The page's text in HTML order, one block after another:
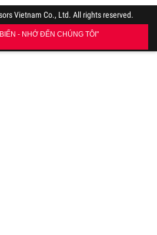
Vietnam Co., Ltd. All rights reserved.
- NHỚ ĐẾN CHÚNG TÔI"